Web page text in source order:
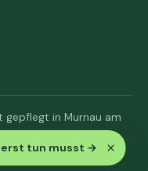
tun musst → ×
gepflegt in Murnau am